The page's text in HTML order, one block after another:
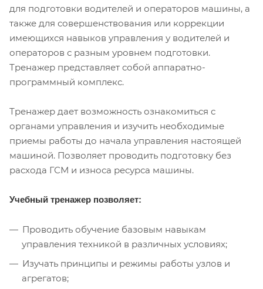
для подготовки водителей и операторов машины, а
также для совершенствования или коррекции
имеющихся навыков управления у водителей и
операторов с разным уровнем подготовки.
Тренажер представляет собой аппаратно-
программный комплекс.
Тренажер дает возможность ознакомиться с
органами управления и изучить необходимые
приемы работы до начала управления настоящей
машиной. Позволяет проводить подготовку без
расхода ГСМ и износа ресурса машины.
Учебный тренажер позволяет:
Проводить обучение базовым навыкам
управления техникой в различных условиях;
Изучать принципы и режимы работы узлов и
агрегатов;